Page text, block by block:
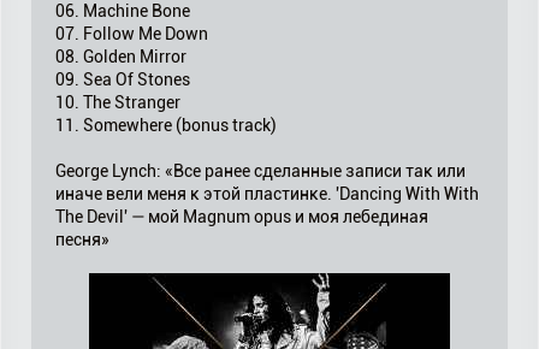
06. Machine Bone
07. Follow Me Down
08. Golden Mirror
09. Sea Of Stones
10. The Stranger
11. Somewhere (bonus track)
George Lynch: «Все ранее сделанные записи так или
иначе вели меня к этой пластинке. 'Dancing With With
The Devil' — мой Magnum opus и моя лебединая
песня»